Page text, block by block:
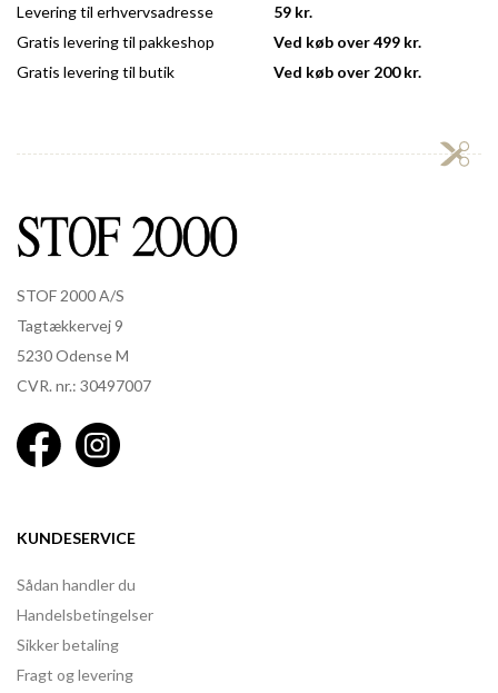
Levering til erhvervsadresse
Gratis levering til pakkeshop
Gratis levering til butik
59 kr.
Ved køb over 499 kr.
Ved køb over 200 kr.
STOF 2000 A/S
Tagtækkervej 9
5230 Odense M
CVR. nr.: 30497007
KUNDESERVICE
Sådan handler du
Handelsbetingelser
Sikker betaling
Fragt og levering